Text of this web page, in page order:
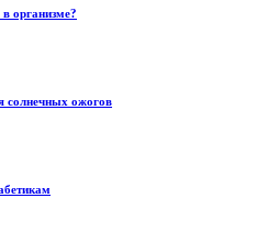
организме?
солнечных ожогов